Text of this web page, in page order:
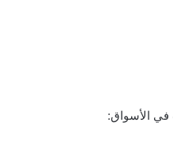
في الأسواق: